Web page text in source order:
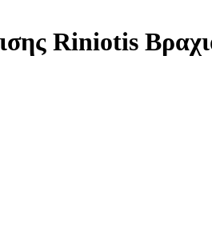
Riniotis